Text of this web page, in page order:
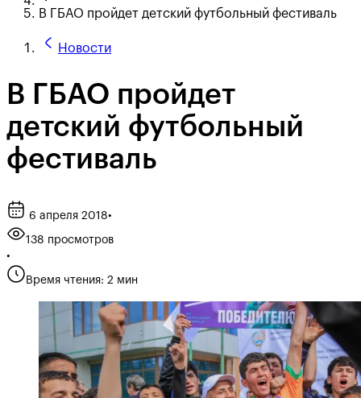
В ГБАО пройдет детский футбольный фестиваль
Новости
В ГБАО пройдет
детский футбольный
фестиваль
6 апреля 2018•
138 просмотров
•
Время чтения: 2 мин